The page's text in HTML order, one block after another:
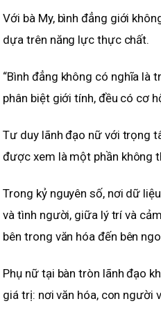
Với bà My, bình đẳng giới
dựa trên năng lực thực chất.
“Bình đẳng không có nghĩa là
phân biệt giới tính, đều có cơ
Tư duy lãnh đạo nữ với trọng
được xem là một phần không
Trong kỷ nguyên số, nơi dữ
và tình người, giữa lý trí và
bên trong văn hóa đến bên
Phụ nữ tại bàn tròn lãnh đạo
giá trị: nơi văn hóa, con người